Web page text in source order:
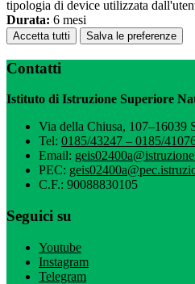
tipologia di device utilizzata
Durata: 6 mesi
Accetta tutti Salva le preferenze
Contatti
Istituto di Istruzione Superiore
Via della Chiusa, 107–16039
Tel: 0185/43247 – 0185/
Email:
PEC:
C.F.: 90088830105
Seguici su
Youtube
Instagram
Telegram